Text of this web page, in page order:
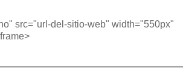
src="url-del-sitio-web" width="550px"